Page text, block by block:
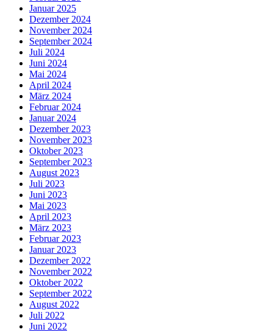
Januar 2025
Dezember 2024
November 2024
September 2024
Juli 2024
Juni 2024
Mai 2024
April 2024
März 2024
Februar 2024
Januar 2024
Dezember 2023
November 2023
Oktober 2023
September 2023
August 2023
Juli 2023
Juni 2023
Mai 2023
April 2023
März 2023
Februar 2023
Januar 2023
Dezember 2022
November 2022
Oktober 2022
September 2022
August 2022
Juli 2022
Juni 2022